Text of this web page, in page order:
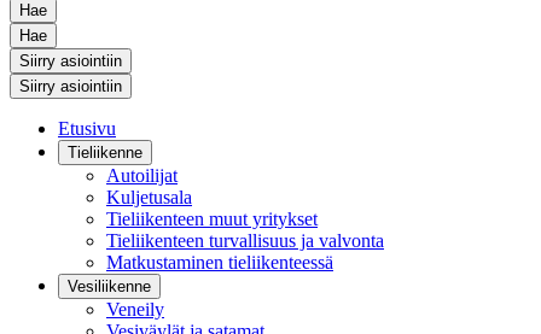
Hae
Hae
Siirry asiointiin
Siirry asiointiin
Etusivu
Tieliikenne
Autoilijat
Kuljetusala
Tieliikenteen muut yritykset
Tieliikenteen turvallisuus ja valvonta
Matkustaminen tieliikenteessä
Vesiliikenne
Veneily